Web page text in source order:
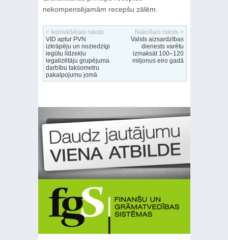
nekompensējamām recepšu zālēm.
< Iepriekšējais raksts
VID aptur PVN
izkrāpēju un noziedzīgi
iegūtu līdzekļu
legalizētāju grupējuma
darbību taksometru
pakalpojumu jomā
Nākošais raksts >
Valsts aizsardzības
dienests varētu
izmaksāt 100–120
miljonus eiro gadā